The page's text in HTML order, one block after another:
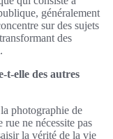
généralement
sur des sujets
des
t-elle des autres
photographie de
ne nécessite pas
la vérité de la vie